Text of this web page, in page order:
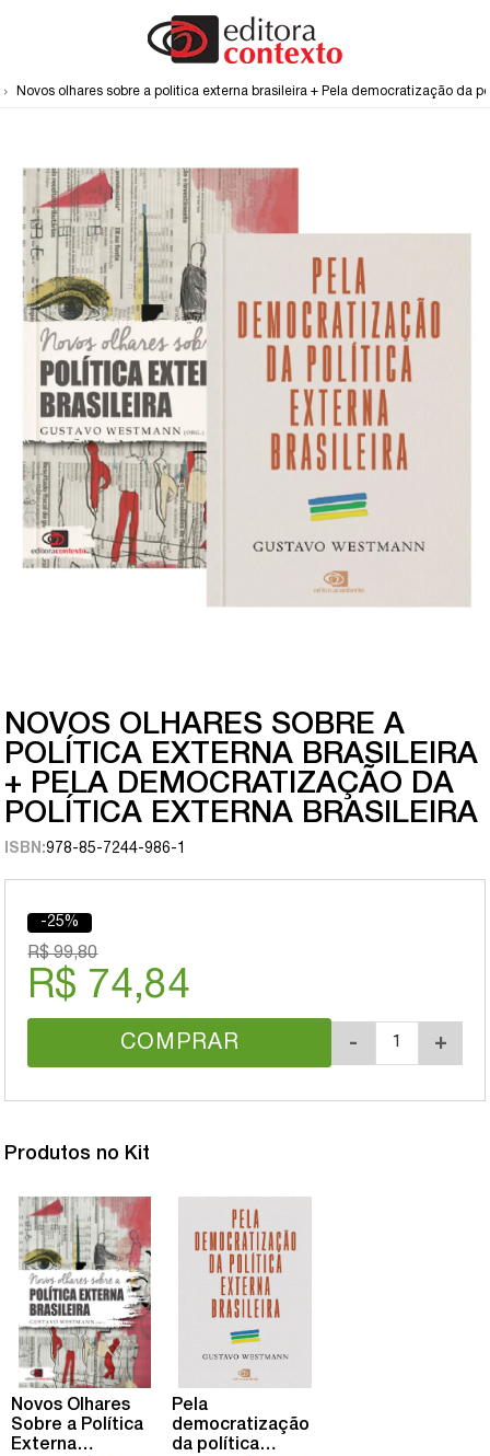
Novos olhares sobre a política externa brasileira + Pela democratização da
NOVOS OLHARES SOBRE A
POLÍTICA EXTERNA BRASILEIRA
+ PELA DEMOCRATIZAÇÃO DA
POLÍTICA EXTERNA BRASILEIRA
ISBN:978-85-7244-986-1
-25%
R$ 99,80
R$ 74,84
COMPRAR - +
Produtos no Kit
Novos Olhares
Sobre a Política
Externa
Pela
democratização
da política